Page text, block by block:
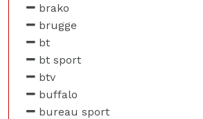
brako
brugge
bt
bt sport
btv
buffalo
bureau sport